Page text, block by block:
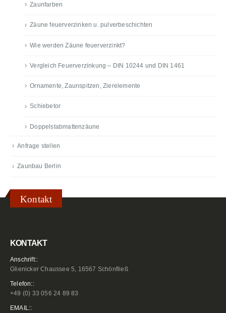
Zaunfarben
Zäune feuerverzinken u. pulverbeschichten
Wie werden Zäune feuerverzinkt?
Vergleich Feuerverzinkung – DIN 10244 und DIN 1461
Ornamente, Zaunspitzen, Zierelemente
Schiebetor
Doppelstabmattenzäune
Anfrage stellen
Zaunbau Berlin
Kontakt
KONTAKT
Anschrift::
Glienicker Chaussee 5, 16567 Schönfließ
Telefon::
+49 (0) 33 056 24 89 83
EMAIL::